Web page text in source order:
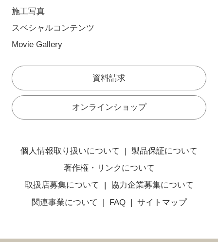
施工写真
スペシャルコンテンツ
Movie Gallery
資料請求
オンラインショップ
個人情報取り扱いについて
製品保証について
著作権・リンクについて
取扱店募集について
協力企業募集について
関連事業について
FAQ サイトマップ